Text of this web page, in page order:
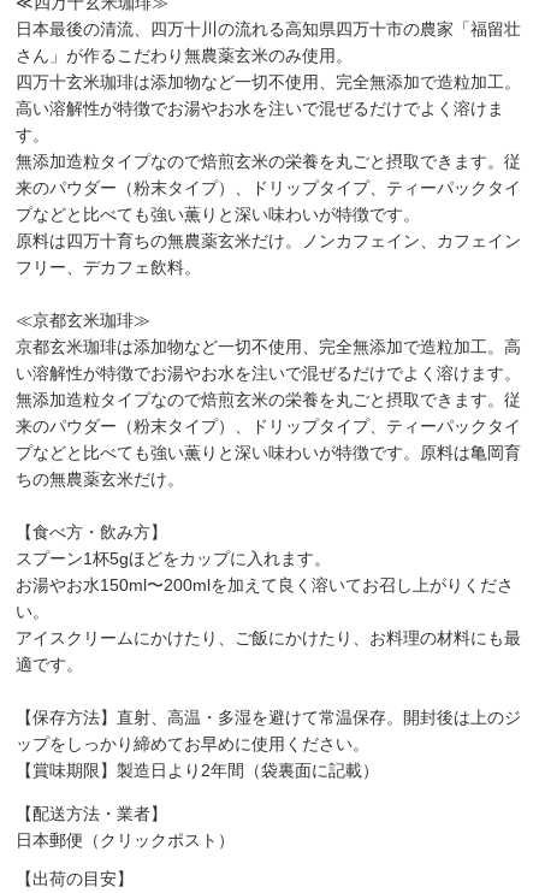
日本最後の清流、四万十川の流れる高知県四万十市の農家「福留壮
さん」が作るこだわり無農薬玄米のみ使用。
四万十玄米珈琲は添加物など一切不使用、完全無添加で造粒加工。
高い溶解性が特徴でお湯やお水を注いで混ぜるだけでよく溶けま
す。
無添加造粒タイプなので焙煎玄米の栄養を丸ごと摂取できます。従
来のパウダー（粉末タイプ）、ドリップタイプ、ティーパックタイ
プなどと比べても強い薫りと深い味わいが特徴です。
原料は四万十育ちの無農薬玄米だけ。ノンカフェイン、カフェイン
フリー、デカフェ飲料。
≪京都玄米珈琲≫
京都玄米珈琲は添加物など一切不使用、完全無添加で造粒加工。高
い溶解性が特徴でお湯やお水を注いで混ぜるだけでよく溶けます。
無添加造粒タイプなので焙煎玄米の栄養を丸ごと摂取できます。従
来のパウダー（粉末タイプ）、ドリップタイプ、ティーパックタイ
プなどと比べても強い薫りと深い味わいが特徴です。原料は亀岡育
ちの無農薬玄米だけ。
【食べ方・飲み方】
スプーン1杯5gほどをカップに入れます。
お湯やお水150ml〜200mlを加えて良く溶いてお召し上がりくださ
い。
アイスクリームにかけたり、ご飯にかけたり、お料理の材料にも最
適です。
【保存方法】直射、高温・多湿を避けて常温保存。開封後は上のジ
ップをしっかり締めてお早めに使用ください。
【賞味期限】製造日より2年間（袋裏面に記載）
【配送方法・業者】
日本郵便（クリックポスト）
【出荷の目安】